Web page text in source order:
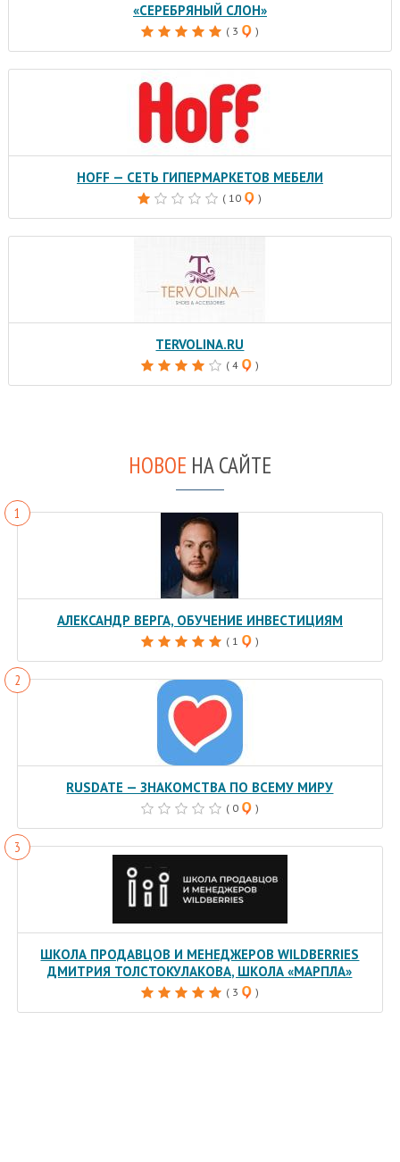
«СЕРЕБРЯНЫЙ СЛОН»
( 3 )
HOFF — СЕТЬ ГИПЕРМАРКЕТОВ МЕБЕЛИ
( 10 )
TERVOLINA.RU
( 4 )
НОВОЕ НА САЙТЕ
АЛЕКСАНДР ВЕРГА, ОБУЧЕНИЕ ИНВЕСТИЦИЯМ
( 1 )
RUSDATE — ЗНАКОМСТВА ПО ВСЕМУ МИРУ
( 0 )
ШКОЛА ПРОДАВЦОВ И МЕНЕДЖЕРОВ WILDBERRIES
ДМИТРИЯ ТОЛСТОКУЛАКОВА, ШКОЛА «МАРПЛА»
( 3 )